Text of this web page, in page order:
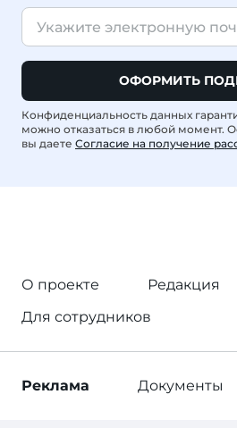
ОФОРМИТЬ
Конфиденциальность данных
можно отказаться в любой момент.
вы даете Согласие на получение
О проекте
Редакция
Для сотрудников
Реклама Документы